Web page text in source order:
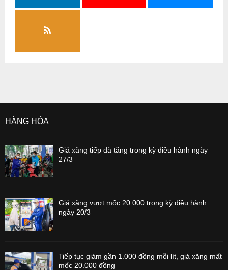
HÀNG HÓA
Giá xăng tiếp đà tăng trong kỳ điều hành ngày
27/3
Giá xăng vượt mốc 20.000 trong kỳ điều hành
ngày 20/3
Tiếp tục giảm gần 1.000 đồng mỗi lít, giá xăng mất
mốc 20.000 đồng